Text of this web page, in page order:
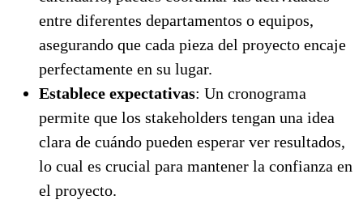
entre diferentes departamentos o equipos,
asegurando que cada pieza del proyecto encaje
perfectamente en su lugar.
Establece expectativas: Un cronograma
permite que los stakeholders tengan una idea
clara de cuándo pueden esperar ver resultados,
lo cual es crucial para mantener la confianza en
el proyecto.